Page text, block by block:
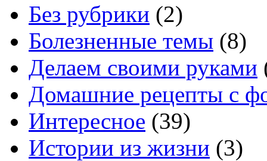
Без рубрики (2)
Болезненные темы (8)
Делаем своими руками
Домашние рецепты с
Интересное (39)
Истории из жизни (3)